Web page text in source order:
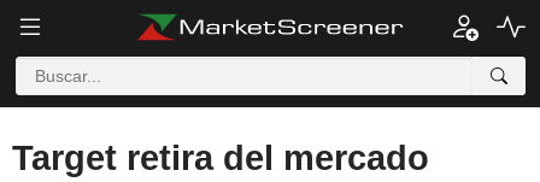
Target retira del mercado